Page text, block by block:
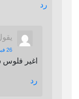
رد
26 فبراير، 2022 الساعة 7:52 م
اغير
رد